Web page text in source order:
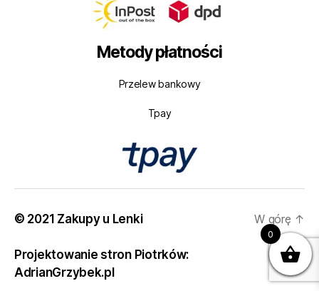
Metody płatności
Przelew bankowy
Tpay
© 2021 Zakupy u Lenki
Projektowanie stron Piotrków:
AdrianGrzybek.pl
W górę ↑
0